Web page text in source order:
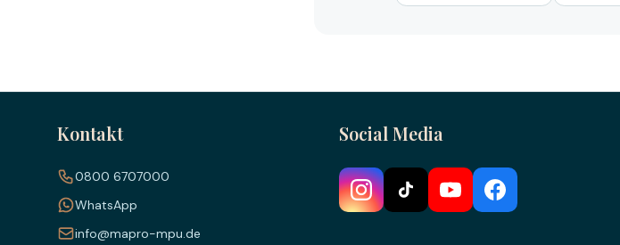
Kontakt
0800 6707000
WhatsApp
info@mapro-mpu.de
Social Media